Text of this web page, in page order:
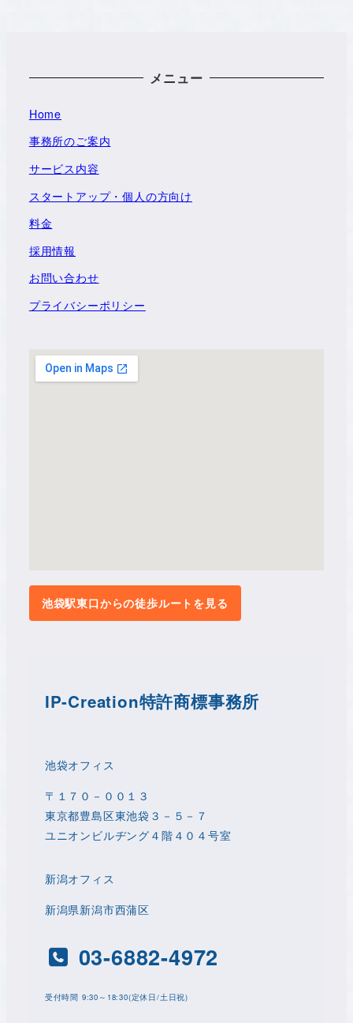
メニュー
Home
事務所のご案内
サービス内容
スタートアップ・個人の方向け
料金
採用情報
お問い合わせ
プライバシーポリシー
池袋駅東口からの徒歩ルートを見る
IP-Creation特許商標事務所
池袋オフィス
〒１７０－００１３
東京都豊島区東池袋３－５－７
ユニオンビルヂング４階４０４号室
新潟オフィス
新潟県新潟市西蒲区
03-6882-4972
​受付時間 9:30～18:30(定休日/土日祝)